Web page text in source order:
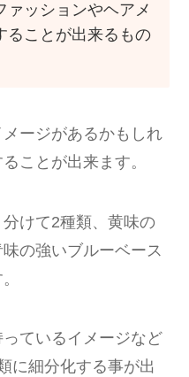
ァッションやヘアメ
ることが出来るもの
ージがあるかもしれ
ことが出来ます。
けて2種類、黄味の
の強いブルーベース
ているイメージなど
に細分化する事が出